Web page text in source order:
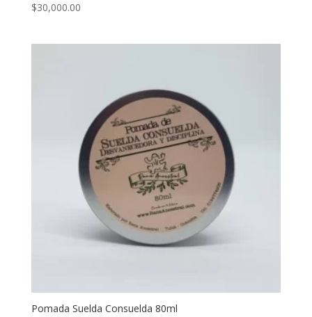
$30,000.00
Pomada Suelda Consuelda 80ml